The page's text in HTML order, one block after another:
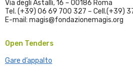
Via degli Astalli, 16 – 00186 Roma
Tel. (+39) 06 69 700 327 – Cell.(+39)
E-mail: magis@fondazionemagis.org
Open Tenders
Gare d’appalto